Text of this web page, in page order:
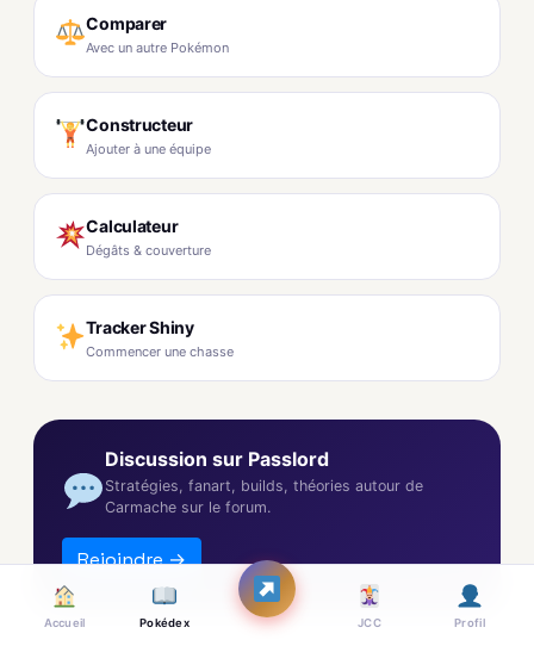
Comparer
Avec un autre Pokémon
Constructeur
Ajouter à une équipe
Calculateur
Dégâts & couverture
Tracker Shiny
Commencer une chasse
Discussion sur Passlord
Stratégies, fanart, builds, théories autour de
Carmache sur le forum.
Rejoindre →
Accueil Pokédex JCC Profil